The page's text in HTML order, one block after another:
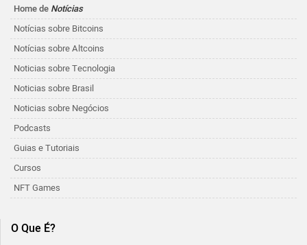
Home de Notícias
Notícias sobre Bitcoins
Notícias sobre Altcoins
Noticias sobre Tecnologia
Noticias sobre Brasil
Noticias sobre Negócios
Podcasts
Guias e Tutoriais
Cursos
NFT Games
O Que É?